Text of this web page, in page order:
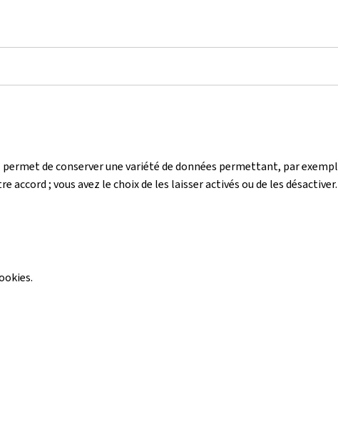
de conserver une variété de données permettant, par
; vous avez le choix de les laisser activés ou de les